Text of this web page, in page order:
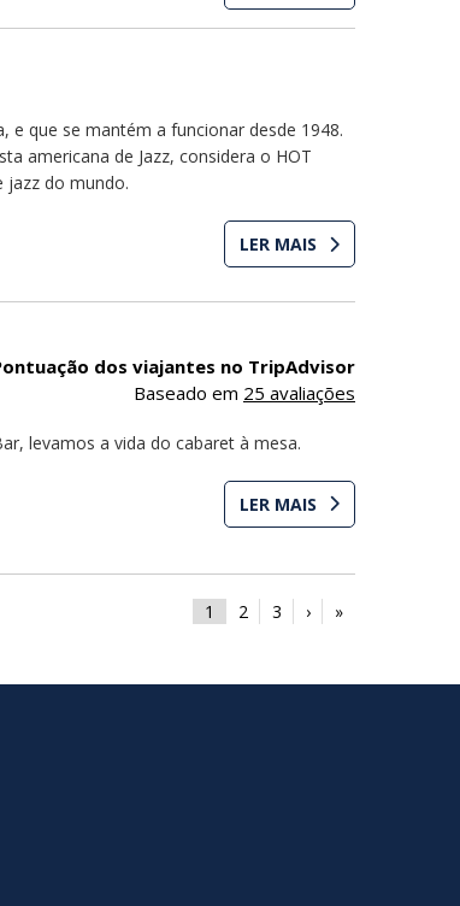
e que se mantém a funcionar desde 1948.
americana de Jazz, considera o HOT
jazz do mundo.
LER MAIS
dos viajantes no TripAdvisor
Baseado em 25 avaliações
levamos a vida do cabaret à mesa.
LER MAIS
1 2 3 › »